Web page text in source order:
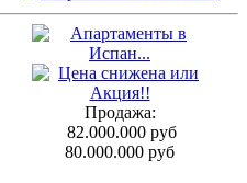
Продажа:
82.000.000 руб
80.000.000 руб